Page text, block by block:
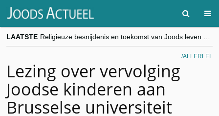
LAATSTE
“Besnijdenisdebat toont hoe moeilijk seculiere Westen minderheden begrijpt”, Jinnih Beels (Vooruit)
CITYTRIP | ROEMENIË – Boekarest: de verrassing van Oost-Europa
ALLERLEI
Lezing over vervolging
Joodse kinderen aan
Brusselse universiteit